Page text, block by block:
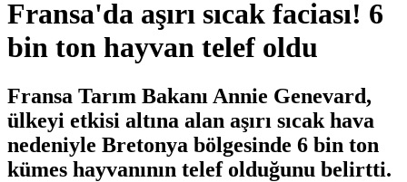
Fransa'da aşırı sıcak faciası! 6
bin ton hayvan telef oldu
Fransa Tarım Bakanı Annie Genevard,
ülkeyi etkisi altına alan aşırı sıcak hava
nedeniyle Bretonya bölgesinde 6 bin ton
kümes hayvanının telef olduğunu belirtti.